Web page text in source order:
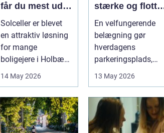
får du mest ud
af solen
Solceller er blevet
en attraktiv løsning
for mange
boligejere i Holbæk
ønsker at sæn...
14 May 2026
stærke og flotte
udendørs
arealer
En velfungerende
belægning gør
hverdagens
parkeringsplads,
gårdsplads både
pæn og pra...
13 May 2026